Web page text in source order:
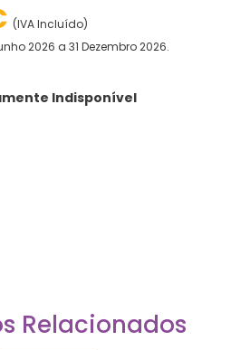
(IVA Incluído)
2026 a 31 Dezembro 2026.
Indisponível
Relacionados